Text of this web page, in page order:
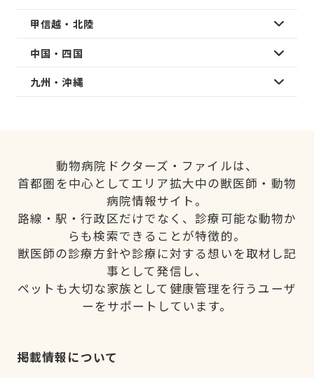
甲信越・北陸
中国・四国
九州・沖縄
動物病院ドクターズ・ファイルは、
首都圏を中心としてエリア拡大中の獣医師・動物
病院情報サイト。
路線・駅・行政区だけでなく、診療可能な動物か
らも検索できることが特徴的。
獣医師の診療方針や診療に対する想いを取材し記
事として発信し、
ペットも大切な家族として健康管理を行うユーザ
ーをサポートしています。
掲載情報について